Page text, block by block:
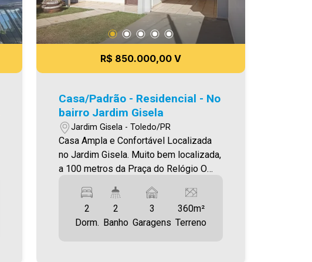
Cinema *Espaço Beauty *Sala de
Massagem *Coworking *Lavanderia
Imóvel conta com : - Sala de
serviço - 03 Quartos - Sacada com
Aproveite essa oportunidade! A hora de
encontrar o seu novo lar É AGORA!
Imobiliária Ativa, sinta-se em casa!
R$ 850.000,00 V
Casa/Padrão - Residencial - No
bairro Jardim Gisela
Jardim Gisela - Toledo/PR
Casa Ampla e Confortável Localizada
no Jardim Gisela. Muito bem localizada,
a 100 metros da Praça do Relógio O
de jantar - Cozinha com móveis
planejados - 01 suíte - 02 quartos - 02
Banheiros (social e suíte) - Área de
2
Dorm.
2
Banho
3
Garagens
360m²
Terreno